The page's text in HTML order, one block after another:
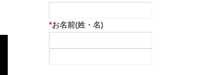
*お名前(姓・名)